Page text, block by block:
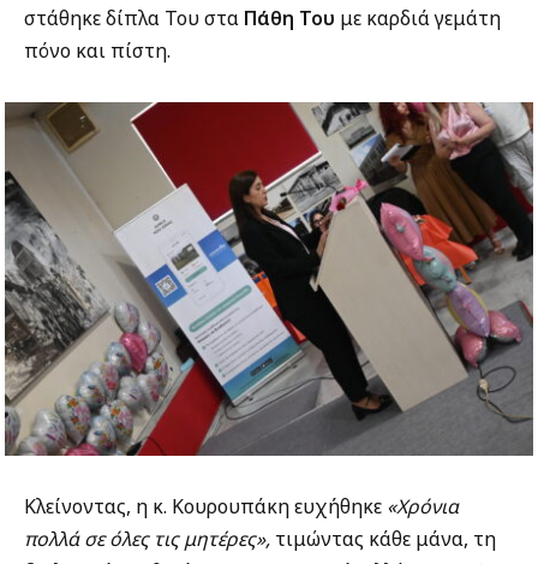
στάθηκε δίπλα Του στα Πάθη Του με καρδιά γεμάτη
πόνο και πίστη.
Κλείνοντας, η κ. Κουρουπάκη ευχήθηκε «Χρόνια
πολλά σε όλες τις μητέρες», τιμώντας κάθε μάνα, τη